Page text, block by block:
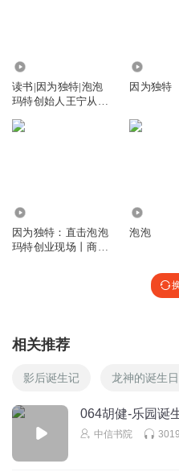
读书|因为独特|泡泡
玛特创始人王宁从杂
因为独特
因为独特：直击泡泡
玛特创业现场丨商业
泡泡
相关推荐
影后诞生记 龙神的诞生
064胡健-乐园诞
中信书院 3019